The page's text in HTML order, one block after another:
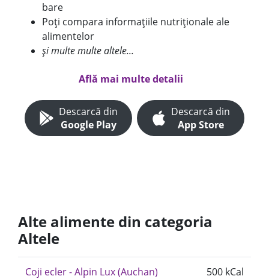
bare
Poți compara informațiile nutriționale ale
alimentelor
și multe multe altele...
Află mai multe detalii
Descarcă din
Google Play
Descarcă din
App Store
Alte alimente din categoria
Altele
Coji ecler - Alpin Lux (Auchan) 500 kCal